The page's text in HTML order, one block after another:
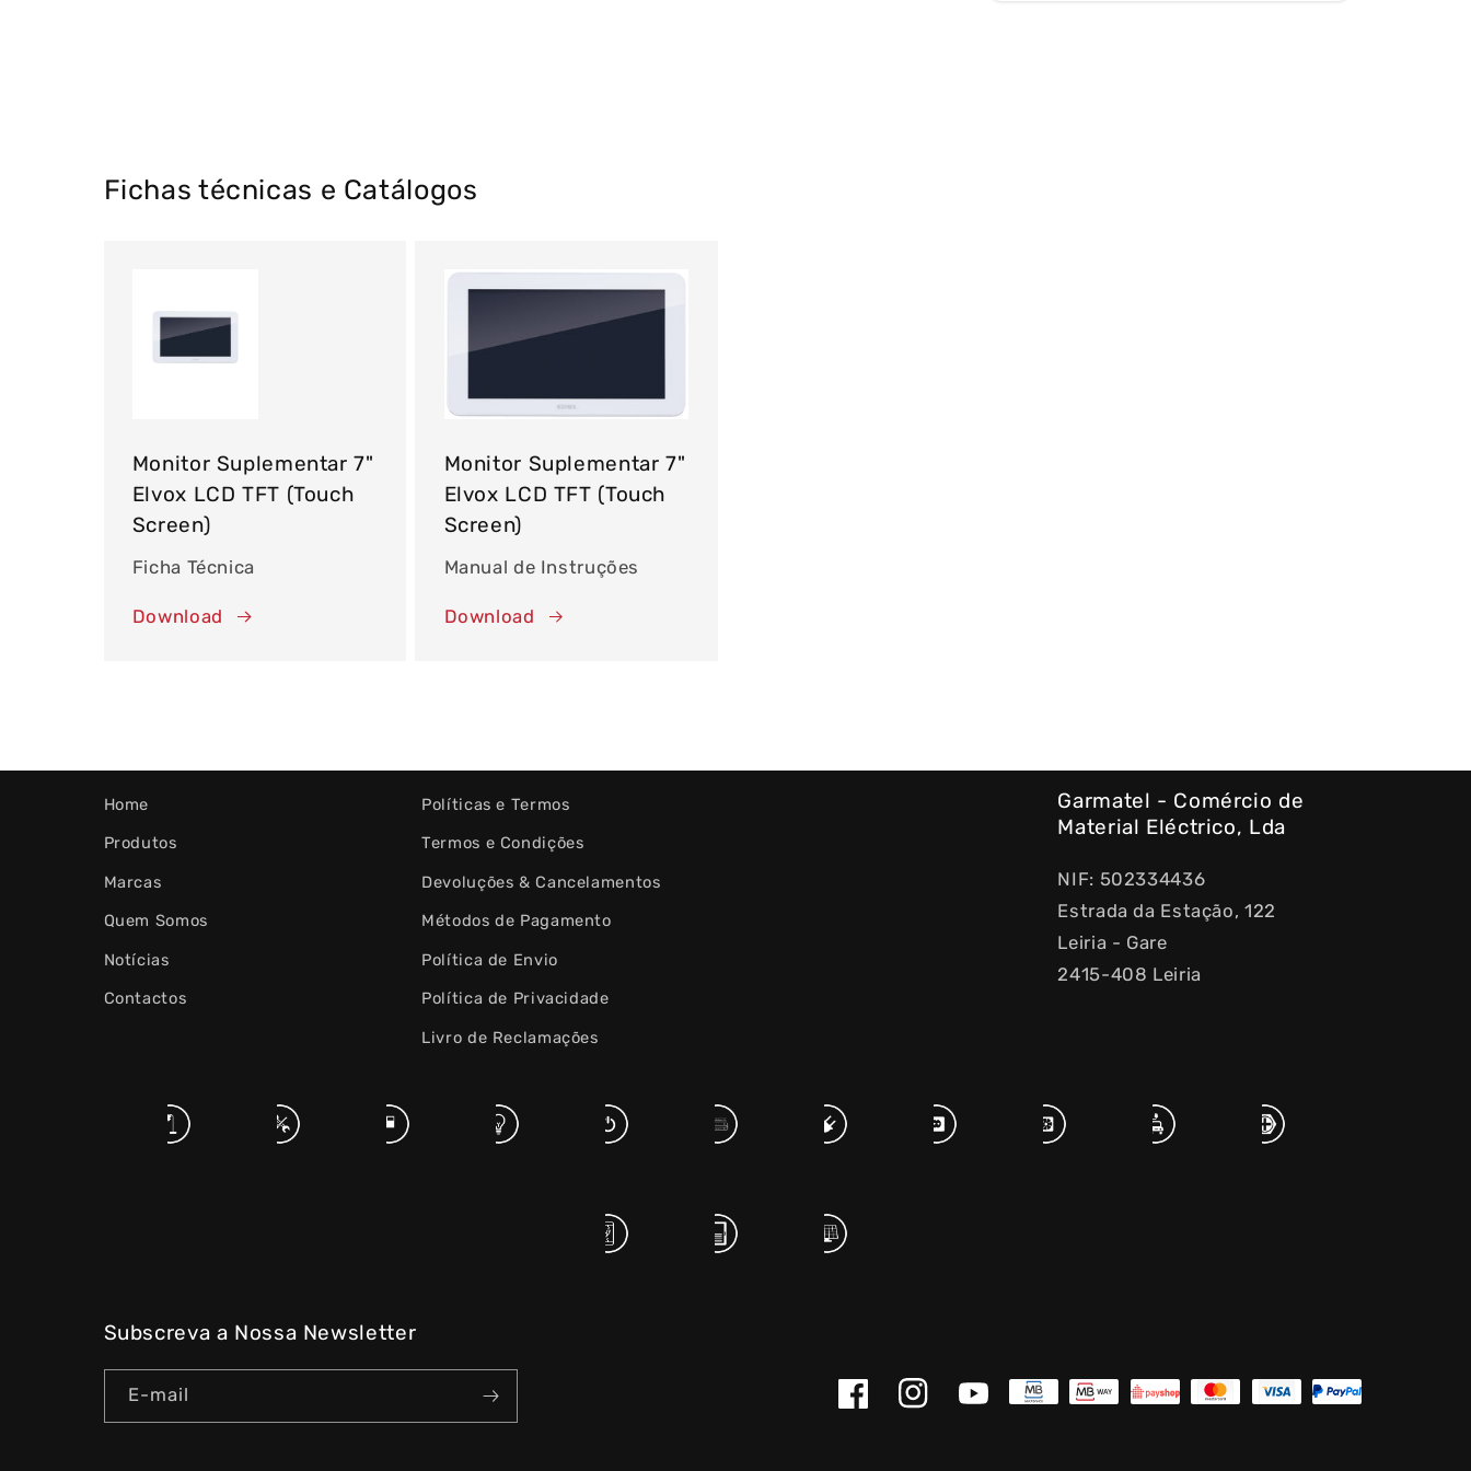
Fichas técnicas e Catálogos
Monitor Suplementar 7"
Elvox LCD TFT (Touch
Screen)
Ficha Técnica
Download
Monitor Suplementar 7"
Elvox LCD TFT (Touch
Screen)
Manual de Instruções
Download
Home
Produtos
Marcas
Quem Somos
Notícias
Contactos
Políticas e Termos
Termos e Condições
Devoluções & Cancelamentos
Métodos de Pagamento
Política de Envio
Política de Privacidade
Livro de Reclamações
Garmatel - Comércio de
Material Eléctrico, Lda
NIF: 502334436
Estrada da Estação, 122
Leiria - Gare
2415-408 Leiria
Subscreva a Nossa Newsletter
E-mail FacebookInstagramYouTube